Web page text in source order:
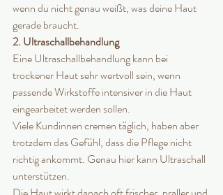
wenn du nicht genau weißt, was deine Haut
gerade braucht.
2. Ultraschallbehandlung
Eine Ultraschallbehandlung kann bei
trockener Haut sehr wertvoll sein, wenn
passende Wirkstoffe intensiver in die Haut
eingearbeitet werden sollen.
Viele Kundinnen cremen täglich, haben aber
trotzdem das Gefühl, dass die Pflege nicht
richtig ankommt. Genau hier kann Ultraschall
unterstützen.